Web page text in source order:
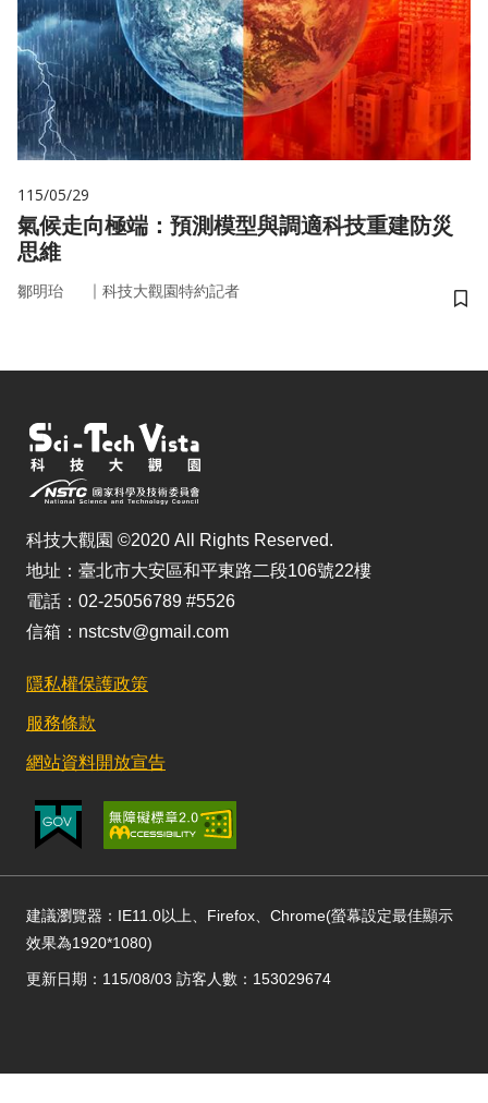
115/05/29
氣候走向極端：預測模型與調適科技重建防災
思維
鄒明珆 ｜ 科技大觀園特約記者
儲
科技大觀園 ©2020 All Rights Reserved.
地址：臺北市大安區和平東路二段106號22樓
電話：02-25056789 #5526
信箱：nstcstv@gmail.com
隱私權保護政策
服務條款
網站資料開放宣告
建議瀏覽器：IE11.0以上、Firefox、Chrome(螢幕設定最佳顯示
效果為1920*1080)
更新日期：115/08/03 訪客人數：153029674